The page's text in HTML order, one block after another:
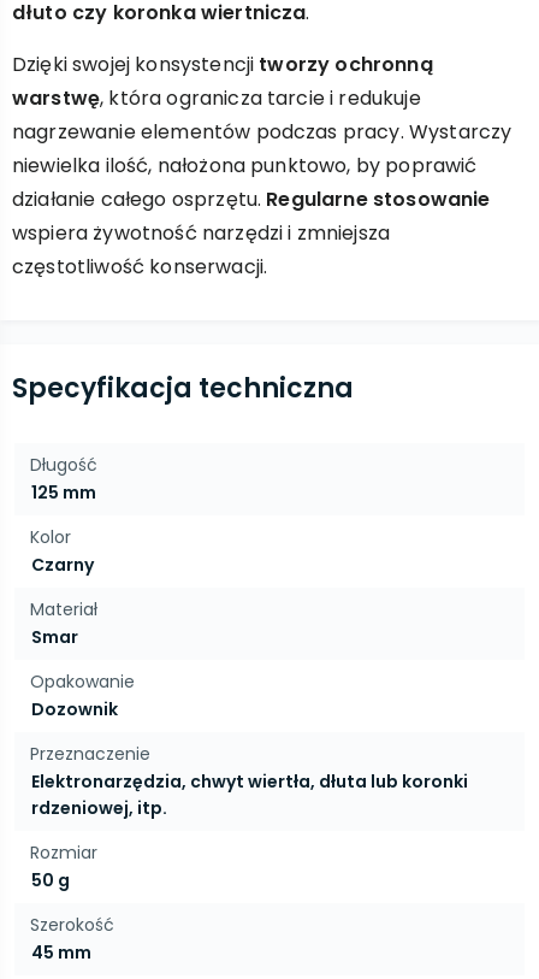
dłuto czy koronka wiertnicza.
Dzięki swojej konsystencji tworzy ochronną
warstwę, która ogranicza tarcie i redukuje
nagrzewanie elementów podczas pracy. Wystarczy
niewielka ilość, nałożona punktowo, by poprawić
działanie całego osprzętu. Regularne stosowanie
wspiera żywotność narzędzi i zmniejsza
częstotliwość konserwacji.
Specyfikacja techniczna
Długość
125 mm
Kolor
Czarny
Materiał
Smar
Opakowanie
Dozownik
Przeznaczenie
Elektronarzędzia, chwyt wiertła, dłuta lub koronki
rdzeniowej, itp.
Rozmiar
50 g
Szerokość
45 mm